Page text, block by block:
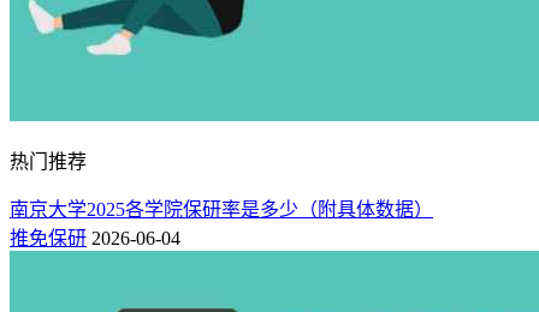
杭州电子科技大学2025年保研率4.42%，近年保研率逐步提
辅导员”3人。
9、杭州师范大学
热门推荐
南京大学2025各学院保研率是多少（附具体数据）
推免保研 2026-06-04